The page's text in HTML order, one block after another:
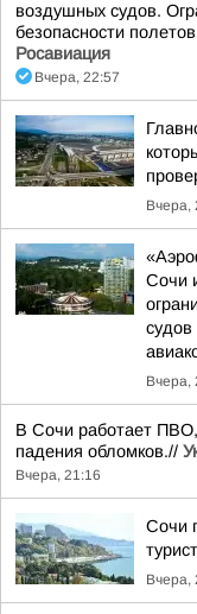
воздушных судов.
безопасности
Росавиация
Вчера, 22:57
Вчера,
Сочи
судов
Вчера,
В Сочи работает
падения обломков.//
Вчера, 21:16
Сочи
Вчера,